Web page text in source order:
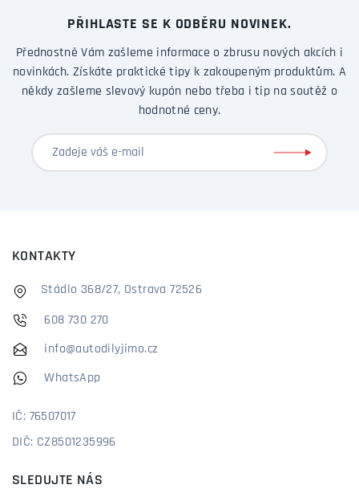
PŘIHLASTE SE K ODBĚRU NOVINEK.
Přednostně Vám zašleme informace o zbrusu nových akcích i
novinkách. Získáte praktické tipy k zakoupeným produktům. A
někdy zašleme slevový kupón nebo třeba i tip na soutěž o
hodnotné ceny.
KONTAKTY
Stádlo 368/27, Ostrava 72526
608 730 270
info@autodilyjimo.cz
WhatsApp
IČ: 76507017
DIČ: CZ8501235996
SLEDUJTE NÁS